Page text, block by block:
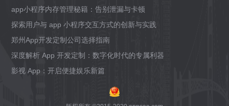
app小程序内存管理秘籍：告别泄漏与卡顿
探索用户与 app 小程序交互方式的创新与实践
郑州App开发定制公司选择指南
深度解析 App 开发定制：数字化时代的专属利器
影视 App：开启便捷娱乐新篇